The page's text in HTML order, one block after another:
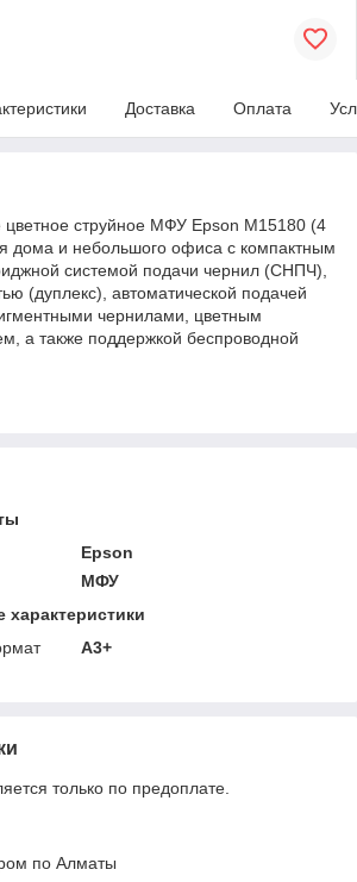
Доставка Оплата
струйное МФУ Epson M15180 (4
дома и небольшого офиса с компактным
системой подачи чернил (СНПЧ),
(дуплекс), автоматической подачей
чернилами, цветным
а также поддержкой беспроводной
Epson
МФУ
характеристики
А3+
только по предоплате.
по Алматы